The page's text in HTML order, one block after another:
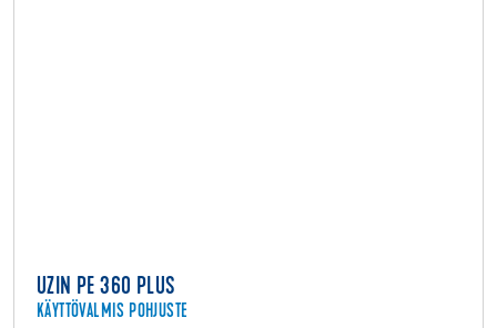
UZIN PE 360 PLUS
KÄYTTÖVALMIS POHJUSTE